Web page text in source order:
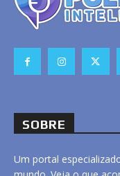
SOBRE
Um portal